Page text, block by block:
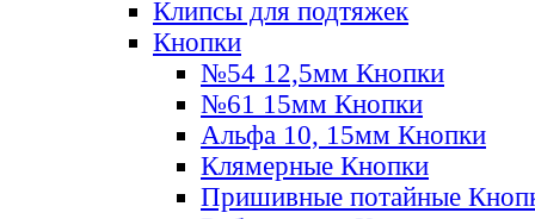
Клипсы для подтяжек
Кнопки
№54 12,5мм Кнопки
№61 15мм Кнопки
Альфа 10, 15мм Кнопки
Клямерные Кнопки
Пришивные потайные